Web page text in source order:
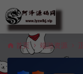
首页 端游资源